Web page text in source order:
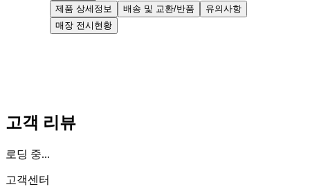
제품 상세정보
배송 및 교환/반품
유의사항
매장 전시현황
고객 리뷰
로딩 중...
고객센터